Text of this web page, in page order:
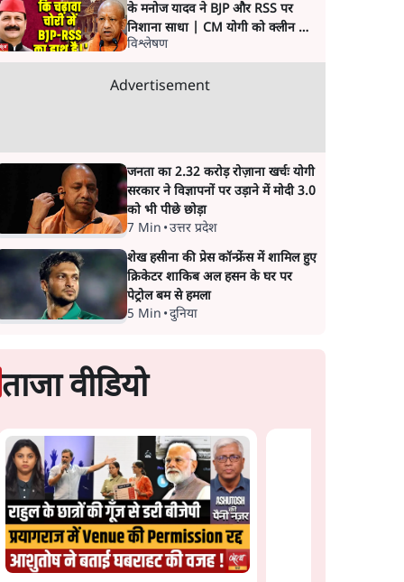
के मनोज यादव ने BJP और RSS पर
निशाना साधा | CM योगी को क्लीन चिट
मिली
विश्लेषण
Advertisement
जनता का 2.32 करोड़ रोज़ाना खर्चः योगी
सरकार ने विज्ञापनों पर उड़ाने में मोदी 3.0
को भी पीछे छोड़ा
7 Min •उत्तर प्रदेश
शेख हसीना की प्रेस कॉन्फ्रेंस में शामिल हुए
क्रिकेटर शाकिब अल हसन के घर पर
पेट्रोल बम से हमला
5 Min •दुनिया
ताजा वीडियो